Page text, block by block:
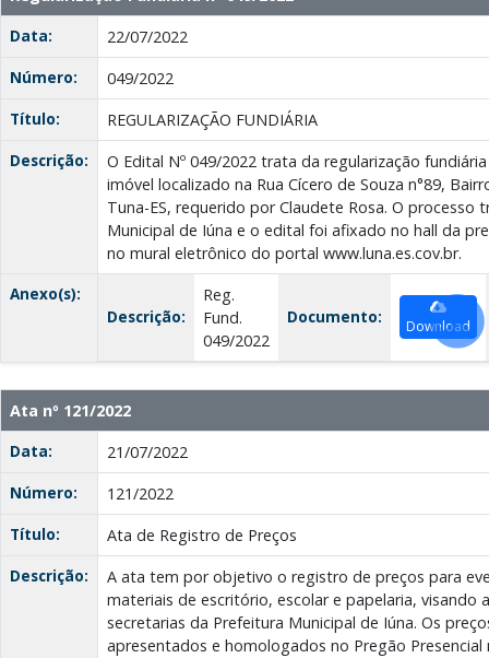
Data:
22/07/2022
Número:
049/2022
Título:
REGULARIZAÇÃO FUNDIÁRIA
Descrição:
O Edital Nº 049/2022 trata da regularização
imóvel localizado na Rua Cícero de Souza n°89,
Tuna-ES, requerido por Claudete Rosa. O processo
Municipal de Iúna e o edital foi afixado no hall da
no mural eletrônico do portal www.luna.es.cov.br.
Anexo(s):
Descrição:
Reg.
Fund.
049/2022
Documento: Download
Ata nº 121/2022
Data:
21/07/2022
Número:
121/2022
Título:
Ata de Registro de Preços
Descrição:
A ata tem por objetivo o registro de preços para
materiais de escritório, escolar e papelaria, visando
secretarias da Prefeitura Municipal de Iúna. Os
apresentados e homologados no Pregão Presencial